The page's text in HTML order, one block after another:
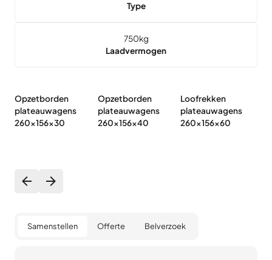
Type
750kg
Laadvermogen
Opzetborden
plateauwagens
260x156x30
Opzetborden
plateauwagens
260x156x40
Loofrekken
plateauwagens
260x156x60
Samenstellen Offerte Belverzoek